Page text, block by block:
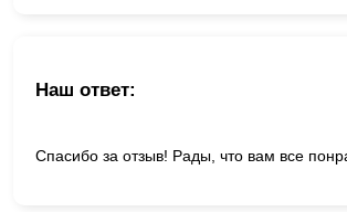
Наш ответ:
Спасибо за отзыв! Рады, что вам все